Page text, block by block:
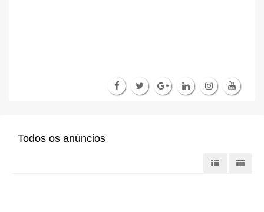
Todos os anúncios